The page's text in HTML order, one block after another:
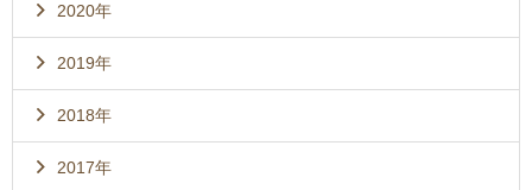
2020年
2019年
2018年
2017年